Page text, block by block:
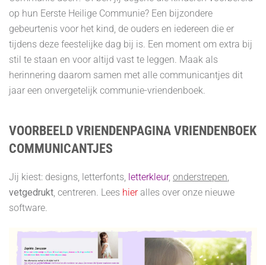
op hun Eerste Heilige Communie? Een bijzondere
gebeurtenis voor het kind, de ouders en iedereen die er
tijdens deze feestelijke dag bij is. Een moment om extra bij
stil te staan en voor altijd vast te leggen. Maak als
herinnering daarom samen met alle communicantjes dit
jaar een onvergetelijk communie-vriendenboek.
VOORBEELD VRIENDENPAGINA VRIENDENBOEK
COMMUNICANTJES
Jij kiest: designs, letterfonts, letterkleur, onderstrepen,
vetgedrukt, centreren. Lees hieralles over onze nieuwe
software.